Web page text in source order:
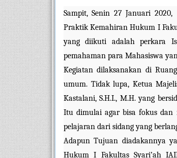
Sampit, Senin 27 Januari
Praktik Kemahiran Hukum I
yang diikuti adalah perkara
pemahaman para Mahasiswa
Kegiatan dilaksanakan di
umum. Tidak lupa, Ketua
Kastalani, S.H.I., M.H. yang
Itu dimulai agar bisa fokus dan
pelajaran dari sidang yang
Adapun Tujuan diadakannya
Hukum I Fakultas Syari’ah